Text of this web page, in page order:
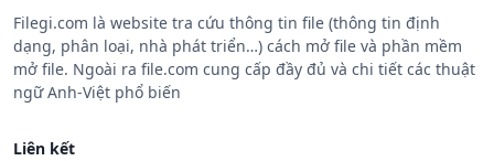
Filegi.com là website tra cứu thông tin file (thông tin định
dạng, phân loại, nhà phát triển…) cách mở file và phần mềm
mở file. Ngoài ra file.com cung cấp đầy đủ và chi tiết các thuật
ngữ Anh-Việt phổ biến
Liên kết